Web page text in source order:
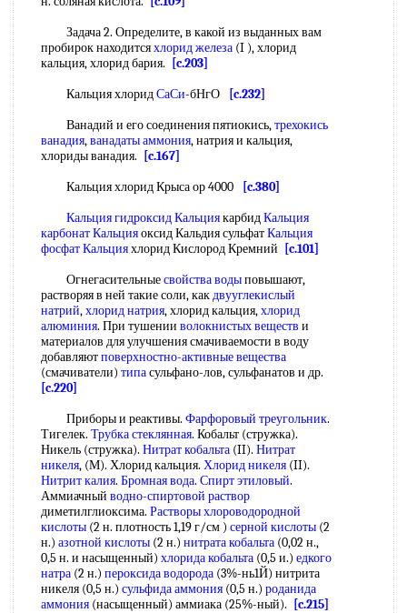
Задача 2. Определите, в какой из выданных вам
пробирок находитсяхлорид железа (I ), хлорид
кальция, хлорид бария.
[c.203]
Кальция хлоридСаСи-бНгО
[c.232]
Ванадий и его соединения пятиокись,трехокись
ванадия,ванадаты аммония, натрия и кальция,
хлориды ванадия.
[c.167]
Кальция хлорид Крыса ор 4000
[c.380]
Кальция гидроксид КальциякарбидКальция
карбонат Кальцияоксид Кальдия сульфатКальция
фосфат Кальцияхлорид Кислород Кремний
[c.101]
Огнегасительныесвойства водыповышают,
растворяя в ней такие соли, какдвууглекислый
натрий,хлорид натрия, хлорид кальция,хлорид
алюминия. При тушении волокнистых веществ и
материалов для улучшения смачиваемости в воду
добавляютповерхностно-активные вещества
(смачиватели) типасульфано-лов, сульфанатов и др.
[c.220]
Приборы и реактивы. Фарфоровый треугольник.
Тигелек. Трубка стеклянная. Кобальт (стружка).
Никель (стружка). Нитрат кобальта (II). Нитрат
никеля, (М). Хлорид кальция. Хлорид никеля (II).
Нитрит калия. Бромная вода. Спирт этиловый.
Аммиачный водно-спиртовой раствор
диметилглиоксима. Растворы хлороводородной
кислоты (2 н. плотность 1,19 г/см ) серной кислоты (2
н.) азотной кислоты (2 н.) нитрата кобальта (0,02 н.,
0,5 н. и насыщенный) хлорида кобальта (0,5 и.) едкого
натра (2 н.) пероксида водорода (3%-нь1Й) нитрита
никеля (0,5 н.) сульфида аммония (0,5 н.) роданида
аммония (насыщенный) аммиака (25%-ный). [c.215]